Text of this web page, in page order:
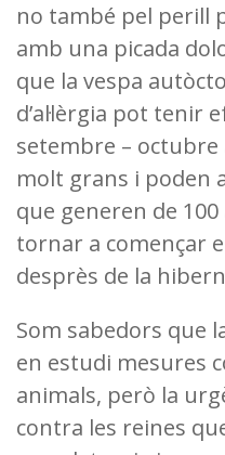
no també pel perill
amb una picada
que la vespa
d’al·lèrgia pot tenir
setembre –
molt grans i poden
que generen de
tornar a començar
desprès de la
Som sabedors que
en estudi mesures
animals, però la
contra les reines